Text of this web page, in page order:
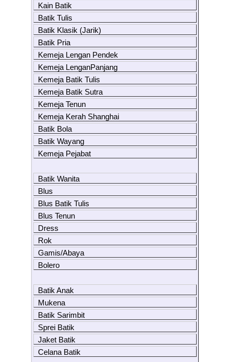
Kain Batik
Batik Tulis
Batik Klasik (Jarik)
Batik Pria
Kemeja Lengan Pendek
Kemeja LenganPanjang
Kemeja Batik Tulis
Kemeja Batik Sutra
Kemeja Tenun
Kemeja Kerah Shanghai
Batik Bola
Batik Wayang
Kemeja Pejabat
Batik Wanita
Blus
Blus Batik Tulis
Blus Tenun
Dress
Rok
Gamis/Abaya
Bolero
Batik Anak
Mukena
Batik Sarimbit
Sprei Batik
Jaket Batik
Celana Batik